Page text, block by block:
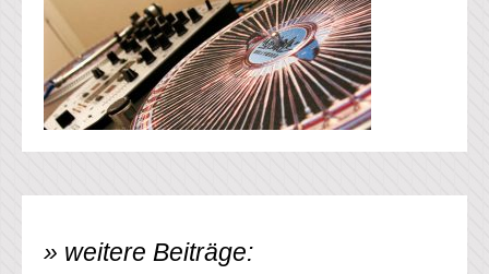
» weitere Beiträge: